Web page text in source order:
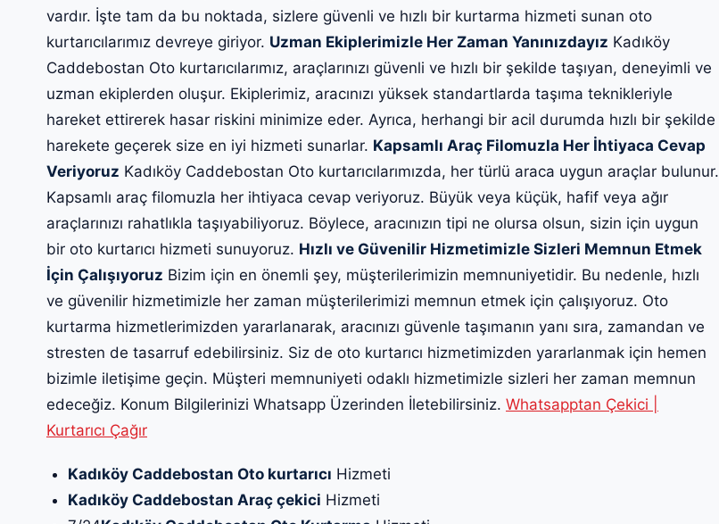
vardır. İşte tam da bu noktada, sizlere güvenli ve hızlı bir kurtarma hizmeti sunan oto
kurtarıcılarımız devreye giriyor. Uzman Ekiplerimizle Her Zaman Yanınızdayız Kadıköy
Caddebostan Oto kurtarıcılarımız, araçlarınızı güvenli ve hızlı bir şekilde taşıyan, deneyimli ve
uzman ekiplerden oluşur. Ekiplerimiz, aracınızı yüksek standartlarda taşıma teknikleriyle
hareket ettirerek hasar riskini minimize eder. Ayrıca, herhangi bir acil durumda hızlı bir şekilde
harekete geçerek size en iyi hizmeti sunarlar. Kapsamlı Araç Filomuzla Her İhtiyaca Cevap
Veriyoruz Kadıköy Caddebostan Oto kurtarıcılarımızda, her türlü araca uygun araçlar bulunur.
Kapsamlı araç filomuzla her ihtiyaca cevap veriyoruz. Büyük veya küçük, hafif veya ağır
araçlarınızı rahatlıkla taşıyabiliyoruz. Böylece, aracınızın tipi ne olursa olsun, sizin için uygun
bir oto kurtarıcı hizmeti sunuyoruz. Hızlı ve Güvenilir Hizmetimizle Sizleri Memnun Etmek
İçin Çalışıyoruz Bizim için en önemli şey, müşterilerimizin memnuniyetidir. Bu nedenle, hızlı
ve güvenilir hizmetimizle her zaman müşterilerimizi memnun etmek için çalışıyoruz. Oto
kurtarma hizmetlerimizden yararlanarak, aracınızı güvenle taşımanın yanı sıra, zamandan ve
stresten de tasarruf edebilirsiniz. Siz de oto kurtarıcı hizmetimizden yararlanmak için hemen
bizimle iletişime geçin. Müşteri memnuniyeti odaklı hizmetimizle sizleri her zaman memnun
edeceğiz. Konum Bilgilerinizi Whatsapp Üzerinden İletebilirsiniz. Whatsapptan Çekici |
Kurtarıcı Çağır
Kadıköy Caddebostan Oto kurtarıcı Hizmeti
Kadıköy Caddebostan Araç çekici Hizmeti